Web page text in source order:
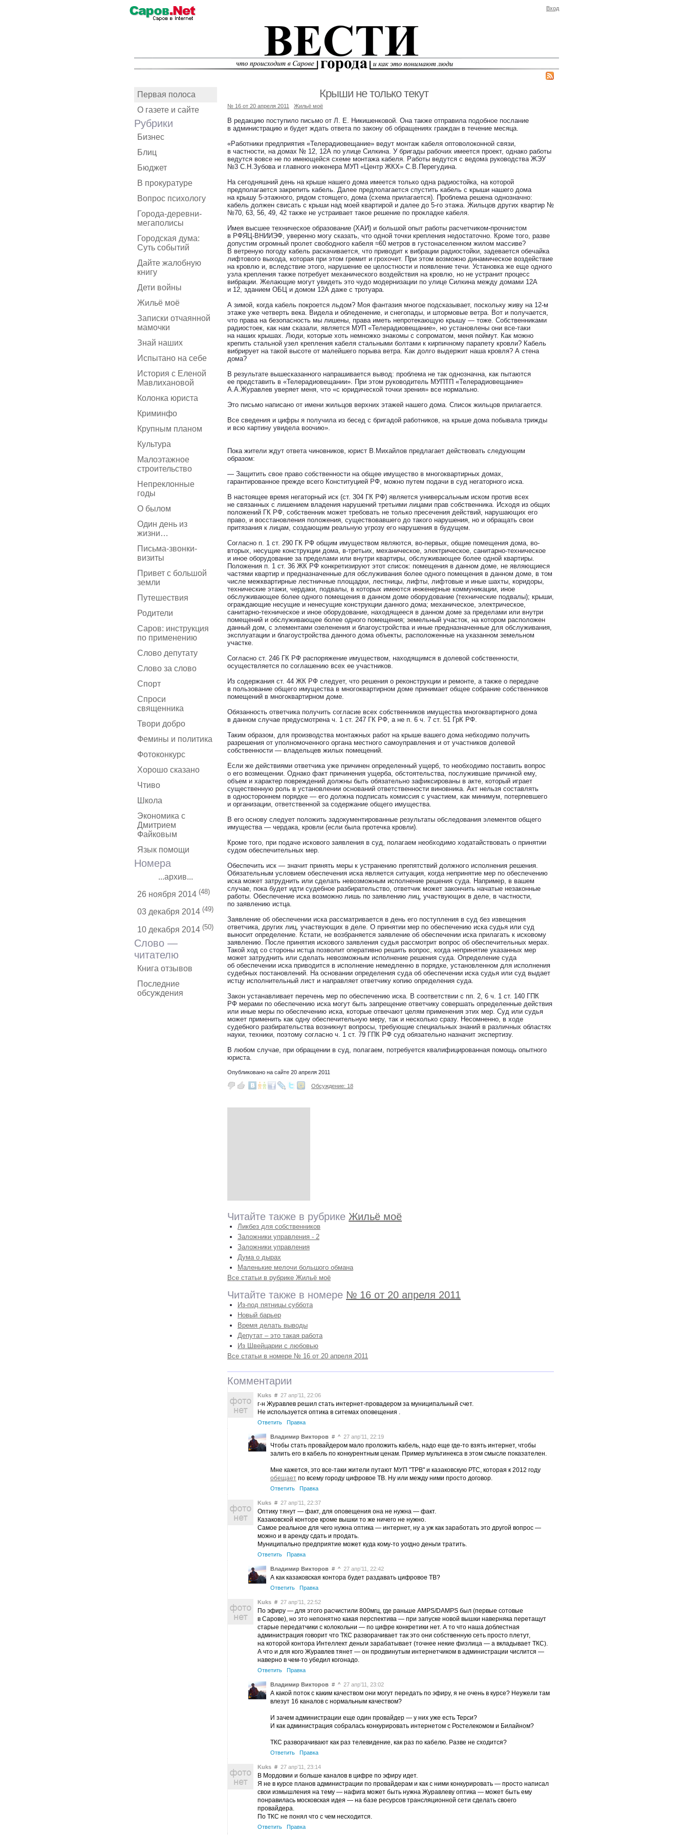
Вход
Первая полоса
О газете и сайте
Рубрики
Бизнес
Блиц
Бюджет
В прокуратуре
Вопрос психологу
Города-деревни-
мегаполисы
Городская дума:
Суть событий
Дайте жалобную
книгу
Дети войны
Жильё моё
Записки отчаянной
мамочки
Знай наших
Испытано на себе
История с Еленой
Мавлихановой
Колонка юриста
Криминфо
Крупным планом
Культура
Малоэтажное
строительство
Непреклонные
годы
О былом
Один день из
жизни…
Письма-звонки-
визиты
Привет с большой
земли
Путешествия
Родители
Саров: инструкция
по применению
Слово депутату
Слово за слово
Спорт
Спроси
священника
Твори добро
Фемины и политика
Фотоконкурс
Хорошо сказано
Чтиво
Школа
Экономика с
Дмитрием
Файковым
Язык помощи
Номера
...архив...
26 ноября 2014 (48)
03 декабря 2014 (49)
10 декабря 2014 (50)
Слово —
читателю
Книга отзывов
Последние
обсуждения
Крыши не только текут
№ 16 от 20 апреля 2011 Жильё моё
В редакцию поступило письмо от Л. Е. Никишенковой. Она также отправила подобное послание
в администрацию и будет ждать ответа по закону об обращениях граждан в течение месяца.
«Работники предприятия «Телерадиовещание» ведут монтаж кабеля оптоволоконной связи,
в частности, на домах № 12, 12А по улице Силкина. У бригады рабочих имеется проект, однако работы
ведутся вовсе не по имеющейся схеме монтажа кабеля. Работы ведутся с ведома руководства ЖЭУ
№3 С.Н.Зубова и главного инженера МУП «Центр ЖКХ» С.В.Перегудина.
На сегодняшний день на крыше нашего дома имеется только одна радиостойка, на которой
предполагается закрепить кабель. Далее предполагается спустить кабель с крыши нашего дома
на крышу 5-этажного, рядом стоящего, дома (схема прилагается). Проблема решена однозначно:
кабель должен свисать с крыши над моей квартирой и далее до 5-го этажа. Жильцов других квартир №
№70, 63, 56, 49, 42 также не устраивает такое решение по прокладке кабеля.
Имея высшее техническое образование (ХАИ) и большой опыт работы расчетчиком-прочнистом
в РФЯЦ-ВНИИЭФ, уверенно могу сказать, что одной точки крепления недостаточно. Кроме того, разве
допустим огромный пролет свободного кабеля ≈60 метров в густонаселенном жилом массиве?
В ветреную погоду кабель раскачивается, что приводит к вибрации радиостойки, задевается обечайка
лифтового выхода, которая при этом гремит и грохочет. При этом возможно динамическое воздействие
на кровлю и, вследствие этого, нарушение ее целостности и появление течи. Установка же еще одного
узла крепления также потребует механического воздействия на кровлю, но не устранит процесс
вибрации. Желающие могут увидеть это чудо модернизации по улице Силкина между домами 12А
и 12, зданием ОБЦ и домом 12А даже с тротуара.
А зимой, когда кабель покроется льдом? Моя фантазия многое подсказывает, поскольку живу на 12-м
этаже уже четверть века. Видела и обледенение, и снегопады, и штормовые ветра. Вот и получается,
что права на безопасность мы лишены, права иметь непротекающую крышу — тоже. Собственниками
радиостоек, как нам сказали, является МУП «Телерадиовещание», но установлены они все-таки
на наших крышах. Люди, которые хоть немножко знакомы с сопроматом, меня поймут. Как можно
крепить стальной узел крепления кабеля стальными болтами к кирпичному парапету кровли? Кабель
вибрирует на такой высоте от малейшего порыва ветра. Как долго выдержит наша кровля? А стена
дома?
В результате вышесказанного напрашивается вывод: проблема не так однозначна, как пытаются
ее представить в «Телерадиовещании». При этом руководитель МУПТП «Телерадиовещание»
А.А.Журавлев уверяет меня, что «с юридической точки зрения» все нормально.
Это письмо написано от имени жильцов верхних этажей нашего дома. Список жильцов прилагается.
Все сведения и цифры я получила из бесед с бригадой работников, на крыше дома побывала трижды
и всю картину увидела воочию».
Пока жители ждут ответа чиновников, юрист В.Михайлов предлагает действовать следующим
образом:
— Защитить свое право собственности на общее имущество в многоквартирных домах,
гарантированное прежде всего Конституцией РФ, можно путем подачи в суд негаторного иска.
В настоящее время негаторный иск (ст. 304 ГК РФ) является универсальным иском против всех
не связанных с лишением владения нарушений третьими лицами прав собственника. Исходя из общих
положений ГК РФ, собственник может требовать не только пресечения действий, нарушающих его
право, и восстановления положения, существовавшего до такого нарушения, но и обращать свои
притязания к лицам, создающим реальную угрозу его нарушения в будущем.
Согласно п. 1 ст. 290 ГК РФ общим имуществом являются, во-первых, общие помещения дома, во-
вторых, несущие конструкции дома, в-третьих, механическое, электрическое, санитарно-техническое
и иное оборудование за пределами или внутри квартиры, обслуживающее более одной квартиры.
Положения п. 1 ст. 36 ЖК РФ конкретизируют этот список: помещения в данном доме, не являющиеся
частями квартир и предназначенные для обслуживания более одного помещения в данном доме, в том
числе межквартирные лестничные площадки, лестницы, лифты, лифтовые и иные шахты, коридоры,
технические этажи, чердаки, подвалы, в которых имеются инженерные коммуникации, иное
обслуживающее более одного помещения в данном доме оборудование (технические подвалы); крыши,
ограждающие несущие и ненесущие конструкции данного дома; механическое, электрическое,
санитарно-техническое и иное оборудование, находящееся в данном доме за пределами или внутри
помещений и обслуживающее более одного помещения; земельный участок, на котором расположен
данный дом, с элементами озеленения и благоустройства и иные предназначенные для обслуживания,
эксплуатации и благоустройства данного дома объекты, расположенные на указанном земельном
участке.
Согласно ст. 246 ГК РФ распоряжение имуществом, находящимся в долевой собственности,
осуществляется по соглашению всех ее участников.
Из содержания ст. 44 ЖК РФ следует, что решения о реконструкции и ремонте, а также о передаче
в пользование общего имущества в многоквартирном доме принимает общее собрание собственников
помещений в многоквартирном доме.
Обязанность ответчика получить согласие всех собственников имущества многоквартирного дома
в данном случае предусмотрена ч. 1 ст. 247 ГК РФ, а не п. 6 ч. 7 ст. 51 ГрК РФ.
Таким образом, для производства монтажных работ на крыше вашего дома небходимо получить
разрешения от уполномоченного органа местного самоуправления и от участников долевой
собственности — владельцев жилых помещений.
Если же действиями ответчика уже причинен определенный ущерб, то необходимо поставить вопрос
о его возмещении. Однако факт причинения ущерба, обстоятельства, послужившие причиной ему,
объем и характер повреждений должны быть обязательно зафиксированы в акте, который играет
существенную роль в установлении оснований ответственности виновника. Акт нельзя составлять
в одностороннем порядке — его должна подписать комиссия с участием, как минимум, потерпевшего
и организации, ответственной за содержание общего имущества.
В его основу следует положить задокументированные результаты обследования элементов общего
имущества — чердака, кровли (если была протечка кровли).
Кроме того, при подаче искового заявления в суд, полагаем необходимо ходатайствовать о принятии
судом обеспечительных мер.
Обеспечить иск — значит принять меры к устранению препятствий должного исполнения решения.
Обязательным условием обеспечения иска является ситуация, когда непринятие мер по обеспечению
иска может затруднить или сделать невозможным исполнение решения суда. Например, в вашем
случае, пока будет идти судебное разбирательство, ответчик может закончить начатые незаконные
работы. Обеспечение иска возможно лишь по заявлению лиц, участвующих в деле, в частности,
по заявлению истца.
Заявление об обеспечении иска рассматривается в день его поступления в суд без извещения
ответчика, других лиц, участвующих в деле. О принятии мер по обеспечению иска судья или суд
выносит определение. Кстати, не возбраняется заявление об обеспечении иска прилагать к исковому
заявлению. После принятия искового заявления судья рассмотрит вопрос об обеспечительных мерах.
Такой ход со стороны истца позволит оперативно решить вопрос, когда непринятие указанных мер
может затруднить или сделать невозможным исполнение решения суда. Определение суда
об обеспечении иска приводится в исполнение немедленно в порядке, установленном для исполнения
судебных постановлений. На основании определения суда об обеспечении иска судья или суд выдает
истцу исполнительный лист и направляет ответчику копию определения суда.
Закон устанавливает перечень мер по обеспечению иска. В соответствии с пп. 2, 6 ч. 1 ст. 140 ГПК
РФ мерами по обеспечению иска могут быть запрещение ответчику совершать определенные действия
или иные меры по обеспечению иска, которые отвечают целям применения этих мер. Суд или судья
может применить как одну обеспечительную меру, так и несколько сразу. Несомненно, в ходе
судебного разбирательства возникнут вопросы, требующие специальных знаний в различных областях
науки, техники, поэтому согласно ч. 1 ст. 79 ГПК РФ суд обязательно назначит экспертизу.
В любом случае, при обращении в суд, полагаем, потребуется квалифицированная помощь опытного
юриста.
Опубликовано на сайте 20 апреля 2011
Обсуждение: 18
Читайте также в рубрике Жильё моё
Ликбез для собственников
Заложники управления - 2
Заложники управления
Дума о дырах
Маленькие мелочи большого обмана
Все статьи в рубрике Жильё моё
Читайте также в номере № 16 от 20 апреля 2011
Из-под пятницы суббота
Новый барьер
Время делать выводы
Депутат – это такая работа
Из Швейцарии с любовью
Все статьи в номере № 16 от 20 апреля 2011
Комментарии
Kuks # 27 апр’11, 22:06
г-н Журавлев решил стать интернет-провадером за муниципальный счет.
Не используется оптика в ситемах оповещения .
Ответить Правка
Владимир Викторов # ^ 27 апр’11, 22:19
Чтобы стать провайдером мало проложить кабель, надо еще где-то взять интернет, чтобы
залить его в кабель по конкурентным ценам. Пример мультинекса в этом смысле показателен.
Мне кажется, это все-таки жители путают МУП "ТРВ" и казаковскую РТС, которая к 2012 году
обещает по всему городу цифровое ТВ. Ну или между ними просто договор.
Ответить Правка
Kuks # 27 апр’11, 22:37
Оптику тянут — факт, для оповещения она не нужна — факт.
Казаковской конторе кроме вышки то же ничего не нужно.
Самое реальное для чего нужна оптика — интернет, ну а уж как заработать это другой вопрос —
можно и в аренду сдать и продать.
Муниципально предприятие может куда кому-то уогдно деньги тратить.
Ответить Правка
Владимир Викторов # ^ 27 апр’11, 22:42
А как казаковская контора будет раздавать цифровое ТВ?
Ответить Правка
Kuks # 27 апр’11, 22:52
По эфиру — для этого расчистили 800мгц, где раньше AMPS/DAMPS был (первые сотовые
в Сарове), но это непонятно какая перспектива — при запуске новой вышки наверняка перетащут
старые передатчики с колокольни — по цифре конкретики нет. А то что наша доблестная
администрация говорит что ТКС разворачивает так это они собственную сеть просто плетут,
на которой контора Интеллект деньги зарабатывает (точнее некие физлица — а вкладывает ТКС).
А что и для кого Журавлев тянет — он продвинутым интернетчиком в администрации числится —
наверно в чем-то убедил когонадо.
Ответить Правка
Владимир Викторов # ^ 27 апр’11, 23:02
А какой поток с каким качеством они могут передать по эфиру, я не очень в курсе? Неужели там
влезут 16 каналов с нормальным качеством?
И зачем администрации еще один провайдер — у них уже есть Терси?
И как администрация собралась конкурировать интернетом с Ростелекомом и Билайном?
ТКС разворачивают как раз телевидение, как раз по кабелю. Разве не сходится?
Ответить Правка
Kuks # 27 апр’11, 23:14
В Мордовии и больше каналов в цифре по эфиру идет.
Я не в курсе планов администрации по провайдерам и как с ними конкурировать — просто написал
свои измышления на тему — нафига может быть нужна Журавлеву оптика — может быть ему
понравилась московская идея — на базе ресурсов трансляционной сети сделать своего
провайдера.
По ТКС не понял что с чем несходится.
Ответить Правка